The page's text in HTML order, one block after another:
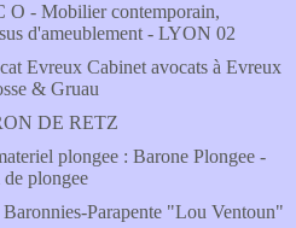
O - Mobilier contemporain,
d'ameublement - LYON 02
Evreux Cabinet avocats à Evreux
& Gruau
DE RETZ
plongee : Barone Plongee -
plongee
Baronnies-Parapente "Lou Ventoun"